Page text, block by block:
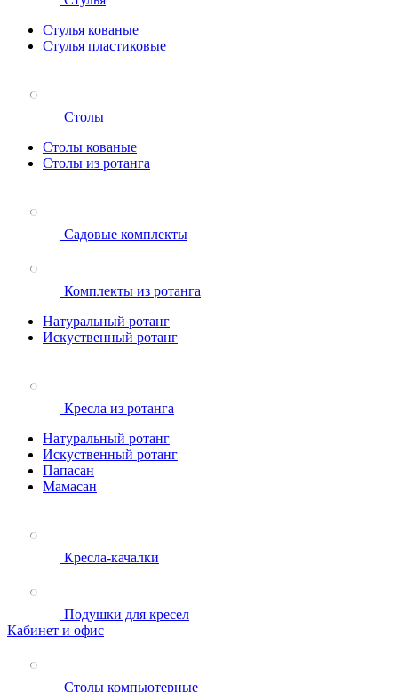
Стулья кованые
Стулья пластиковые
Столы
Столы кованые
Столы из ротанга
Садовые комплекты
Комплекты из ротанга
Натуральный ротанг
Искуственный ротанг
Кресла из ротанга
Натуральный ротанг
Искуственный ротанг
Папасан
Мамасан
Кресла-качалки
Подушки для кресел
Кабинет и офис
Столы компьютерные